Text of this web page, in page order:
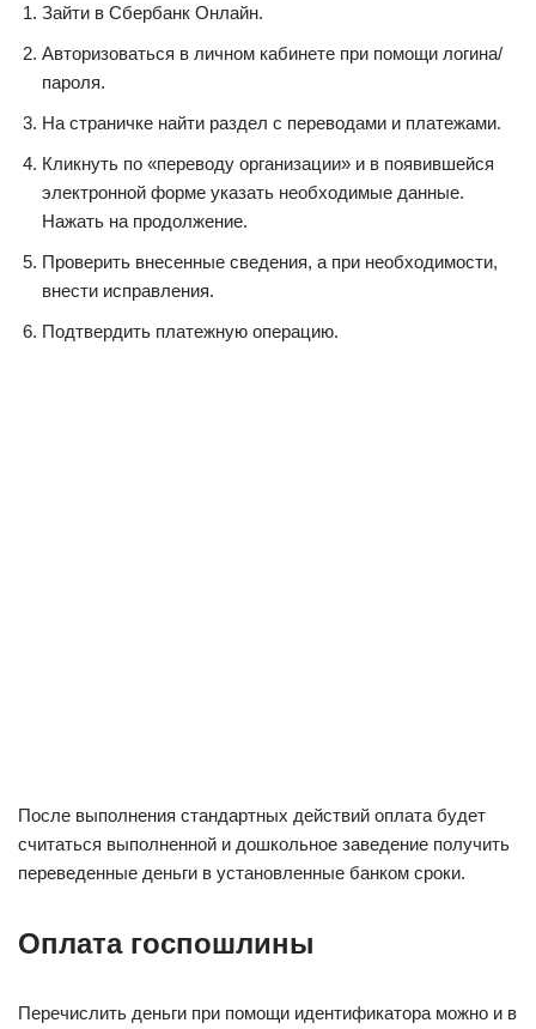
Зайти в Сбербанк Онлайн.
Авторизоваться в личном кабинете при помощи логина/
пароля.
На страничке найти раздел с переводами и платежами.
Кликнуть по «переводу организации» и в появившейся
электронной форме указать необходимые данные.
Нажать на продолжение.
Проверить внесенные сведения, а при необходимости,
внести исправления.
Подтвердить платежную операцию.
После выполнения стандартных действий оплата будет
считаться выполненной и дошкольное заведение получить
переведенные деньги в установленные банком сроки.
Оплата госпошлины
Перечислить деньги при помощи идентификатора можно и в